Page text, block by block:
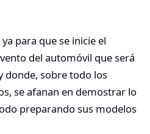
para que se inicie el
del automóvil que será
donde, sobre todo los
se afanan en demostrar lo
preparando sus modelos